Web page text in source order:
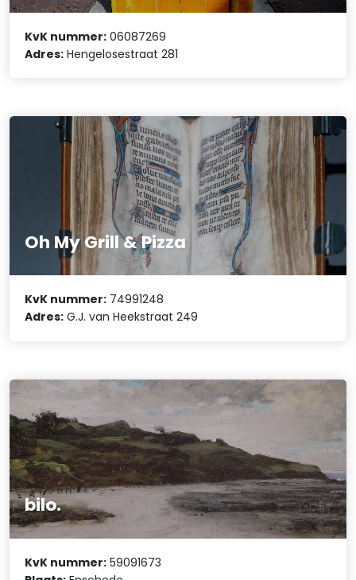
KvK nummer: 06087269
Adres: Hengelosestraat 281
Oh My Grill & Pizza
KvK nummer: 74991248
Adres: G.J. van Heekstraat 249
bilo.
KvK nummer: 59091673